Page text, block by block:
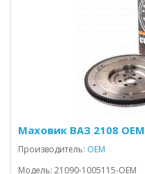
Маховик ВАЗ 2108 OEM
Производитель: OEM
Модель: 21090-1005115-OEM